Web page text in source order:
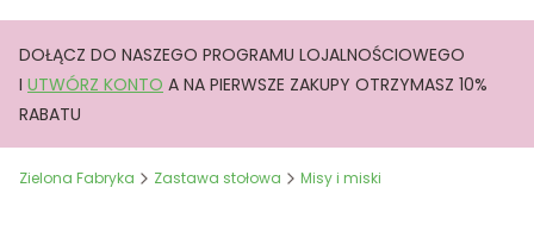
DOŁĄCZ DO NASZEGO PROGRAMU LOJALNOŚCIOWEGO
I UTWÓRZ KONTO A NA PIERWSZE ZAKUPY OTRZYMASZ 10%
RABATU
Zielona Fabryka Zastawa stołowa Misy i miski